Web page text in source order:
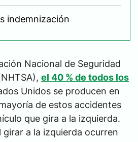
indemnización
Nacional de Seguridad
el 40 % de todos los
Unidos se producen en
de estos accidentes
que gira a la izquierda.
girar a la izquierda ocurren